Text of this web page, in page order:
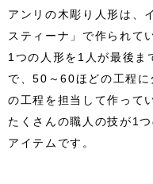
アンリの木彫り人形は、
スティーナ」で作られて
1つの人形を1人が最後ま
で、50～60ほどの工程
の工程を担当して作って
たくさんの職人の技が1
アイテムです。